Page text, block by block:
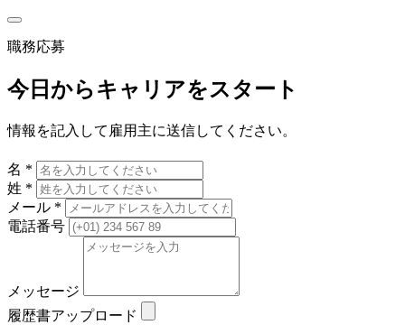
職務応募
今日からキャリアをスタート
情報を記入して雇用主に送信してください。
名 *
姓 *
メール *
電話番号
メッセージ
履歴書アップロード